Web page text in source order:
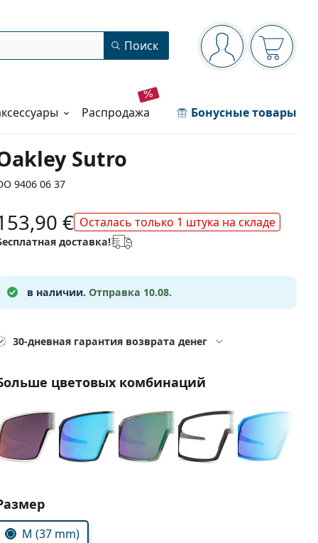
Панель навигации
Вы вошли вВаша
Поиск
распродажа Бонусные товары
Sutro
9406 06 37
€ Осталась только 1 штука на складе
доставка!
в наличии. Отправка 10.08.
30-дневная гарантия возврата денег
цветовых комбинаций
параметры:
M (37 mm)